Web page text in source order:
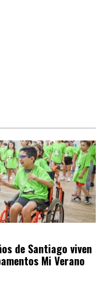
de Santiago viven
Mi Verano